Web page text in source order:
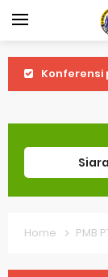
Konferensi pers
Home PMB